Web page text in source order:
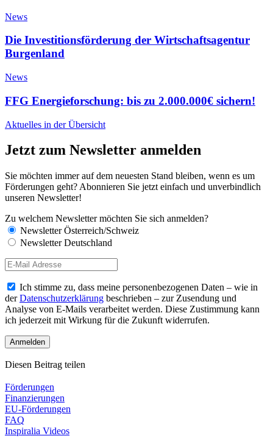
News
Die Investitionsförderung der Wirtschaftsagentur
Burgenland
News
FFG Energieforschung: bis zu 2.000.000€ sichern!
Aktuelles in der Übersicht
Jetzt zum Newsletter anmelden
Sie möchten immer auf dem neuesten Stand bleiben, wenn es um
Förderungen geht? Abonnieren Sie jetzt einfach und unverbindlich
unseren Newsletter!
Zu welchem Newsletter möchten Sie sich anmelden?
Newsletter Österreich/Schweiz
Newsletter Deutschland
Ich stimme zu, dass meine personenbezogenen Daten – wie in
derDatenschutzerklärung beschrieben – zur Zusendung und
Analyse von E-Mails verarbeitet werden. Diese Zustimmung kann
ich jederzeit mit Wirkung für die Zukunft widerrufen.
Diesen Beitrag teilen
Förderungen
Finanzierungen
EU-Förderungen
FAQ
Inspiralia Videos